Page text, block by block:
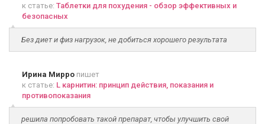
к статье: Таблетки для похудения - обзор эффективных и
безопасных
Без диет и физ нагрузок, не добиться хорошего результата
Ирина Мирро пишет
к статье: L карнитин: принцип действия, показания и
противопоказания
решила попробовать такой препарат, чтобы улучшить свой